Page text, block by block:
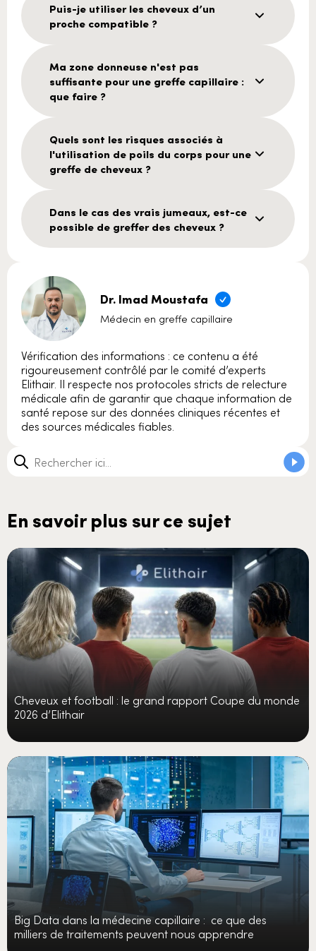
Puis-je utiliser les cheveux d’un
proche compatible ?
Ma zone donneuse n'est pas
suffisante pour une greffe capillaire :
que faire ?
Quels sont les risques associés à
l'utilisation de poils du corps pour une
greffe de cheveux ?
Dans le cas des vrais jumeaux, est-ce
possible de greffer des cheveux ?
Dr. Imad Moustafa
Médecin en greffe capillaire
Vérification des informations : ce contenu a été
rigoureusement contrôlé par le comité d’experts
Elithair. Il respecte nos protocoles stricts de relecture
médicale afin de garantir que chaque information de
santé repose sur des données cliniques récentes et
des sources médicales fiables.
En savoir plus sur ce sujet
Cheveux et football : le grand rapport Coupe du monde
2026 d’Elithair
Big Data dans la médecine capillaire : ce que des
milliers de traitements peuvent nous apprendre